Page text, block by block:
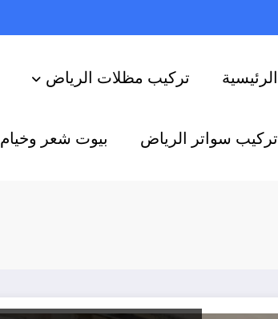
الرئيسية تركيب مظلات الرياض
تركيب سواتر الرياض بيوت شعر وخيام